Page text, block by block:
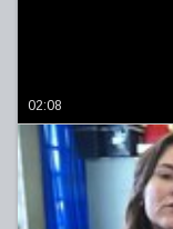
02:08